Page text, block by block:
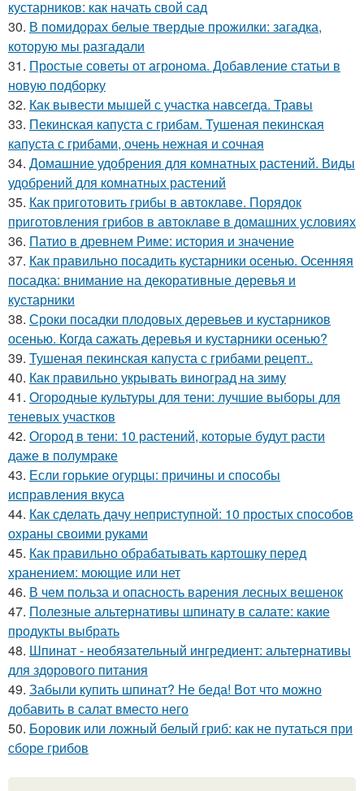
кустарников: как начать свой сад
30. В помидорах белые твердые прожилки: загадка,
которую мы разгадали
31. Простые советы от агронома. Добавление статьи в
новую подборку
32. Как вывести мышей с участка навсегда. Травы
33. Пекинская капуста с грибам. Тушеная пекинская
капуста с грибами, очень нежная и сочная
34. Домашние удобрения для комнатных растений. Виды
удобрений для комнатных растений
35. Как приготовить грибы в автоклаве. Порядок
приготовления грибов в автоклаве в домашних условиях
36. Патио в древнем Риме: история и значение
37. Как правильно посадить кустарники осенью. Осенняя
посадка: внимание на декоративные деревья и
кустарники
38. Сроки посадки плодовых деревьев и кустарников
осенью. Когда сажать деревья и кустарники осенью?
39. Тушеная пекинская капуста с грибами рецепт..
40. Как правильно укрывать виноград на зиму
41. Огородные культуры для тени: лучшие выборы для
теневых участков
42. Огород в тени: 10 растений, которые будут расти
даже в полумраке
43. Если горькие огурцы: причины и способы
исправления вкуса
44. Как сделать дачу неприступной: 10 простых способов
охраны своими руками
45. Как правильно обрабатывать картошку перед
хранением: моющие или нет
46. В чем польза и опасность варения лесных вешенок
47. Полезные альтернативы шпинату в салате: какие
продукты выбрать
48. Шпинат - необязательный ингредиент: альтернативы
для здорового питания
49. Забыли купить шпинат? Не беда! Вот что можно
добавить в салат вместо него
50. Боровик или ложный белый гриб: как не путаться при
сборе грибов